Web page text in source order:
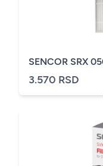
SENCOR SRX
3.570 RSD